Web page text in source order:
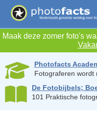
Maak deze zomer foto's
Photofacts
Fotograferen wordt
De Fotobijbels;
101 Praktische